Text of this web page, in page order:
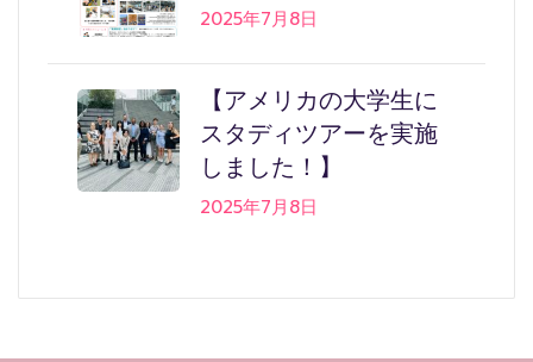
2025年7月8日
【アメリカの大学生に
スタディツアーを実施
しました！】
2025年7月8日